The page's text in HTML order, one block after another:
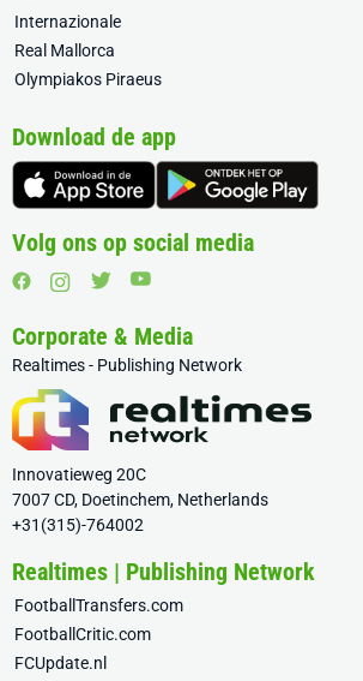
Internazionale
Real Mallorca
Olympiakos Piraeus
Download de app
Volg ons op social media
Corporate & Media
Realtimes - Publishing Network
Innovatieweg 20C
7007 CD, Doetinchem, Netherlands
+31(315)-764002
Realtimes | Publishing Network
FootballTransfers.com
FootballCritic.com
FCUpdate.nl